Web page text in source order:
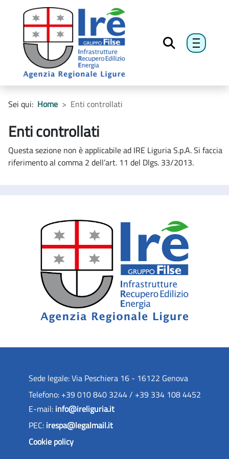
menu
Sei qui: Home Enti controllati
Enti controllati
Questa sezione non è applicabile ad IRE Liguria S.p.A. Si faccia
riferimento al comma 2 dell’art. 11 del Dlgs. 33/2013.
Sede legale: Via Peschiera 16 - 16122 Genova
Telefono: +39 010 840 3244 / +39 334 108 4452
E-mail: info@ireliguria.it
PEC: irespa@legalmail.it
Cookie policy